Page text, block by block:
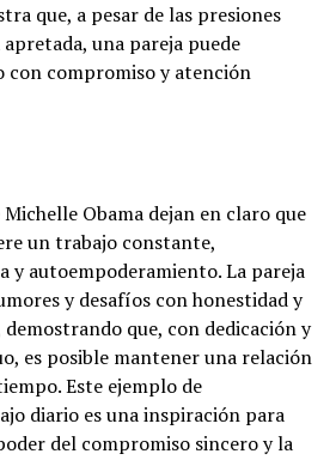
que, a pesar de las presiones
una pareja puede
compromiso y atención
Obama dejan en claro que
un trabajo constante,
y autoempoderamiento. La pareja
y desafíos con honestidad y
que, con dedicación y
es posible mantener una relación
Este ejemplo de
diario es una inspiración para
del compromiso sincero y la